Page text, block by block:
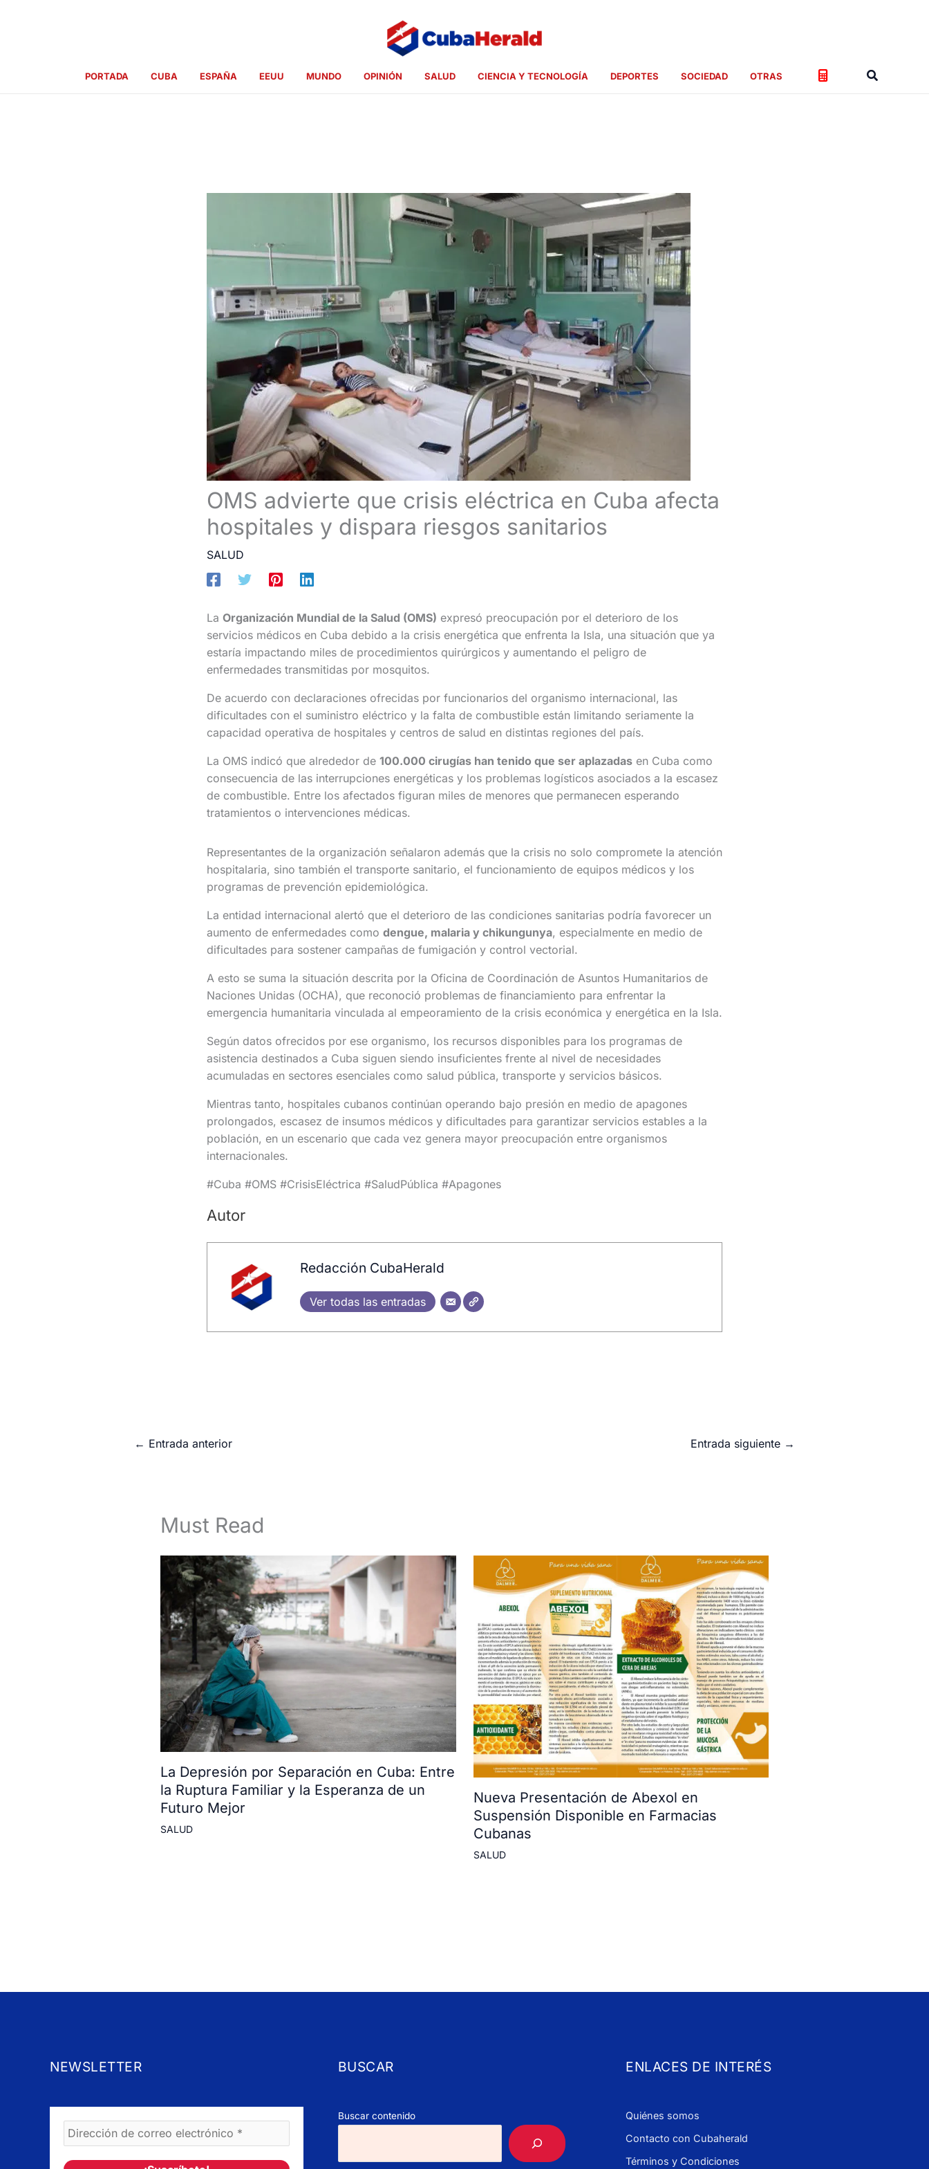
PORTADA CUBA ESPAÑA EEUU MUNDO OPINIÓN SALUD CIENCIA Y TECNOLOGÍA DEPORTES SOCIEDAD OTRAS Buscar
OMS advierte que crisis eléctrica en Cuba afecta
hospitales y dispara riesgos sanitarios
SALUD
La Organización Mundial de la Salud (OMS) expresó preocupación por el deterioro de los
servicios médicos en Cuba debido a la crisis energética que enfrenta la Isla, una situación que ya
estaría impactando miles de procedimientos quirúrgicos y aumentando el peligro de
enfermedades transmitidas por mosquitos.
De acuerdo con declaraciones ofrecidas por funcionarios del organismo internacional, las
dificultades con el suministro eléctrico y la falta de combustible están limitando seriamente la
capacidad operativa de hospitales y centros de salud en distintas regiones del país.
La OMS indicó que alrededor de 100.000 cirugías han tenido que ser aplazadasen Cuba como
consecuencia de las interrupciones energéticas y los problemas logísticos asociados a la escasez
de combustible. Entre los afectados figuran miles de menores que permanecen esperando
tratamientos o intervenciones médicas.
Representantes de la organización señalaron además que la crisis no solo compromete la atención
hospitalaria, sino también el transporte sanitario, el funcionamiento de equipos médicos y los
programas de prevención epidemiológica.
La entidad internacional alertó que el deterioro de las condiciones sanitarias podría favorecer un
aumento de enfermedades como dengue, malaria y chikungunya, especialmente en medio de
dificultades para sostener campañas de fumigación y control vectorial.
A esto se suma la situación descrita por la Oficina de Coordinación de Asuntos Humanitarios de
Naciones Unidas (OCHA), que reconoció problemas de financiamiento para enfrentar la
emergencia humanitaria vinculada al empeoramiento de la crisis económica y energética en la Isla.
Según datos ofrecidos por ese organismo, los recursos disponibles para los programas de
asistencia destinados a Cuba siguen siendo insuficientes frente al nivel de necesidades
acumuladas en sectores esenciales como salud pública, transporte y servicios básicos.
Mientras tanto, hospitales cubanos continúan operando bajo presión en medio de apagones
prolongados, escasez de insumos médicos y dificultades para garantizar servicios estables a la
población, en un escenario que cada vez genera mayor preocupación entre organismos
internacionales.
#Cuba #OMS #CrisisEléctrica #SaludPública #Apagones
Autor
Redacción CubaHerald
Ver todas las entradas
← Entrada anterior Entrada siguiente →
Must Read
La Depresión por Separación en Cuba: Entre
la Ruptura Familiar y la Esperanza de un
Futuro Mejor
SALUD
Nueva Presentación de Abexol en
Suspensión Disponible en Farmacias
Cubanas
SALUD
NEWSLETTER BUSCAR
Buscar contenido
ENLACES DE INTERÉS
Quiénes somos
Contacto con Cubaherald
Términos y Condiciones